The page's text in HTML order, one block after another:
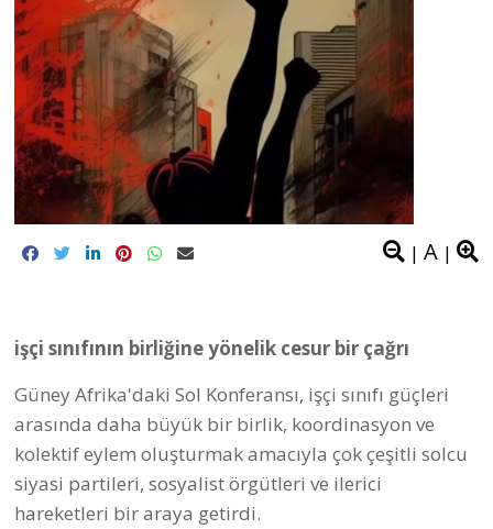
| A |
işçi sınıfının birliğine yönelik cesur bir çağrı
Güney Afrika'daki Sol Konferansı, işçi sınıfı güçleri
arasında daha büyük bir birlik, koordinasyon ve
kolektif eylem oluşturmak amacıyla çok çeşitli solcu
siyasi partileri, sosyalist örgütleri ve ilerici
hareketleri bir araya getirdi.